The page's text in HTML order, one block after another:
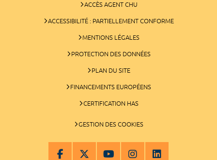
ACCÈS AGENT CHU
ACCESSIBILITÉ : PARTIELLEMENT CONFORME
MENTIONS LÉGALES
PROTECTION DES DONNÉES
PLAN DU SITE
FINANCEMENTS EUROPÉENS
CERTIFICATION HAS
GESTION DES COOKIES